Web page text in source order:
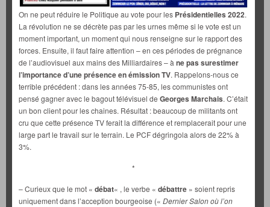
On ne peut réduire le Politique au vote pour les Présidentielles 2022.
La révolution ne se décrète pas par les urnes même si le vote est un
moment important, un moment qui nous renseigne sur le rapport des
forces. Ensuite, il faut faire attention – en ces périodes de prégnance
de l’audiovisuel aux mains des Milliardaires – à ne pas surestimer
l’importance d’une présence en émission TV. Rappelons-nous ce
terrible précédent : dans les années 75-85, les communistes ont
pensé gagner avec le bagout télévisuel de Georges Marchais. C’était
un bon client pour les chaines. Résultat : beaucoup de militants ont
cru que cette présence TV ferait la différence et remplacerait pour une
large part le travail sur le terrain. Le PCF dégringola alors de 22% à
3%.
*
– Curieux que le mot « débat« , le verbe « débattre » soient repris
uniquement dans l’acception bourgeoise (« Dernier Salon où l’on